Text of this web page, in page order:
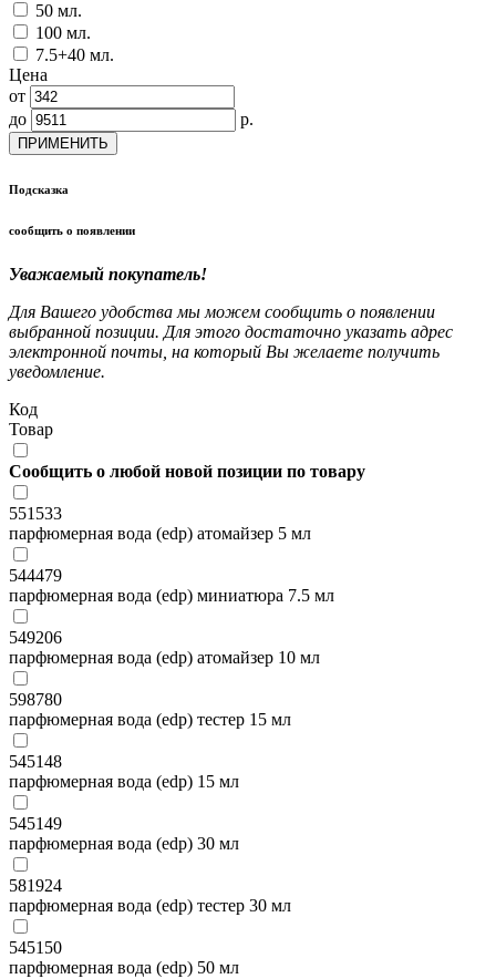
50 мл.
100 мл.
7.5+40 мл.
Цена
от
до
р.
ПРИМЕНИТЬ
Подсказка
сообщить о появлении
Уважаемый покупатель!
Для Вашего удобства мы можем сообщить о появлении
выбранной позиции. Для этого достаточно указать адрес
электронной почты, на который Вы желаете получить
уведомление.
Код
Товар
Сообщить о любой новой позиции по товару
551533
парфюмерная вода (edp) атомайзер 5 мл
544479
парфюмерная вода (edp) миниатюра 7.5 мл
549206
парфюмерная вода (edp) атомайзер 10 мл
598780
парфюмерная вода (edp) тестер 15 мл
545148
парфюмерная вода (edp) 15 мл
545149
парфюмерная вода (edp) 30 мл
581924
парфюмерная вода (edp) тестер 30 мл
545150
парфюмерная вода (edp) 50 мл